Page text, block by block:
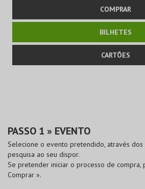
CARTÕES
PRODUTOS
COMPRAR
BILHETES
CARTÕES
PASSO 1 » EVENTO
Selecione o evento pretendido, através
pesquisa ao seu dispor.
Se pretender iniciar o processo de compra,
Comprar ».